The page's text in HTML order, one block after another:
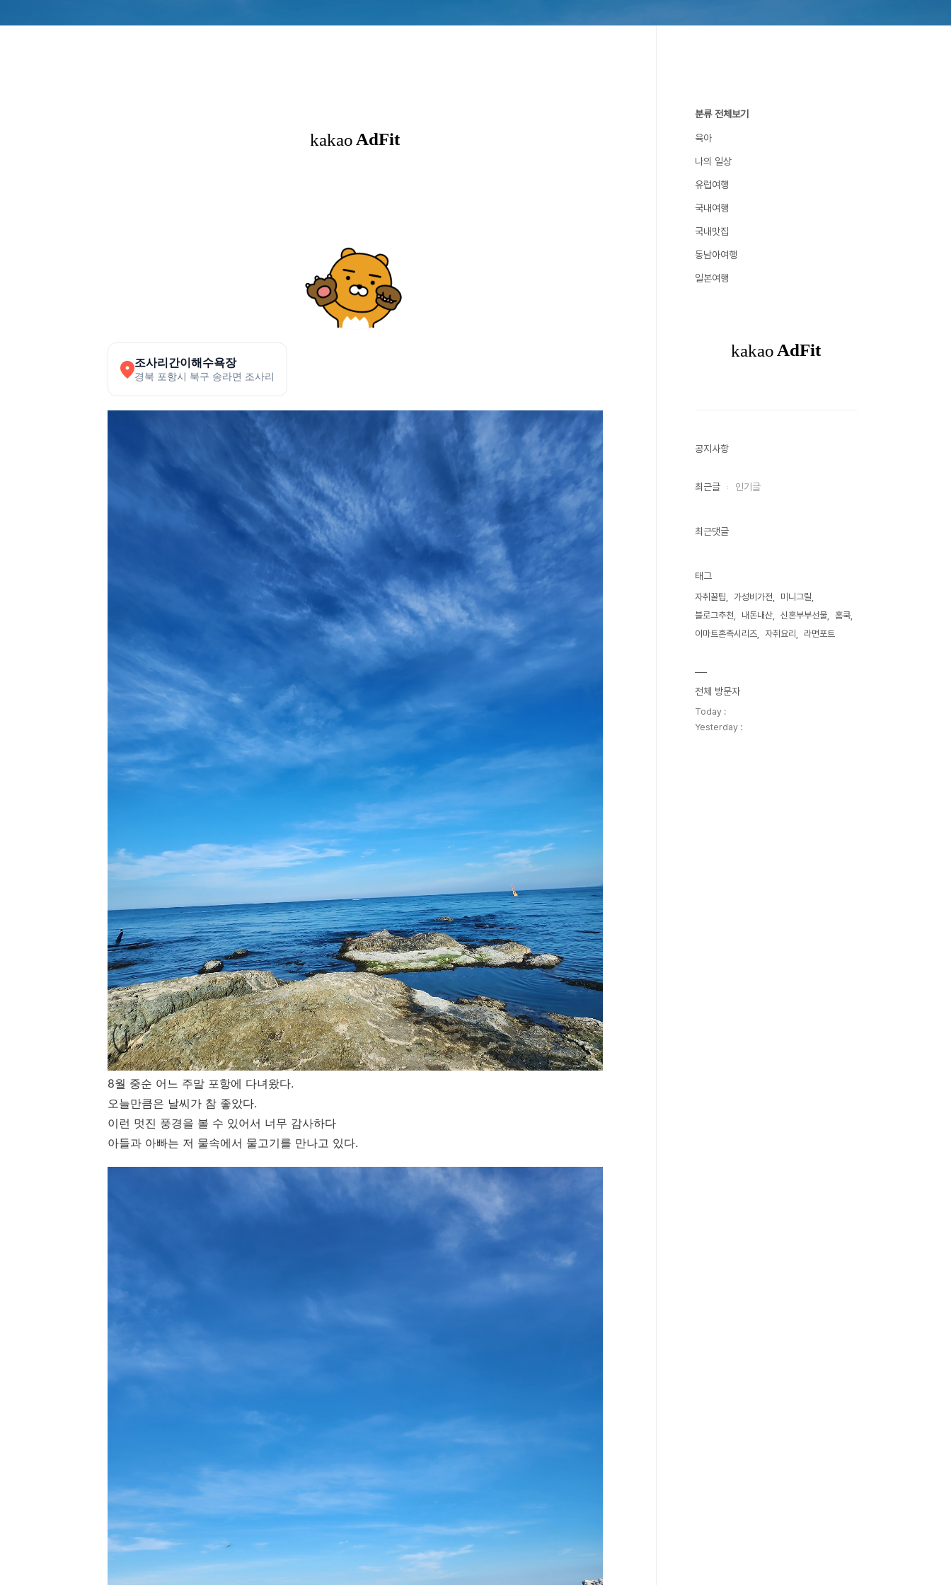
조사리간이해수욕장
경북 포항시 북구 송라면 조사리
8월 중순 어느 주말 포항에 다녀왔다.
오늘만큼은 날씨가 참 좋았다.
이런 멋진 풍경을 볼 수 있어서 너무 감사하다
아들과 아빠는 저 물속에서 물고기를 만나고 있다.
분류 전체보기
육아
나의 일상
유럽여행
국내여행
국내맛집
동남아여행
일본여행
공지사항
최근글 인기글
최근댓글
태그
자취꿀팁 가성비가전
미니그릴
블로그추천
내돈내산 신혼부부선물
홈쿡
이마트혼족시리즈
자취요리 라면포트
전체 방문자
Today :
Yesterday :